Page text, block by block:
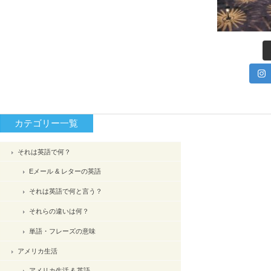
カテゴリー一覧
それは英語で何？
Eメール & レターの英語
それは英語で何と言う？
それらの違いは何？
単語・フレーズの意味
アメリカ生活